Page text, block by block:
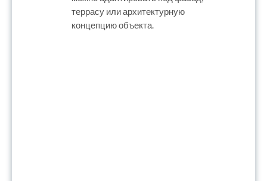
террасу или архитектурную
концепцию объекта.